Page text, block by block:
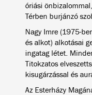
óriási
Térben burjánzó
Nagy Imre (1975-
és alkot) alkotásai
ingatag létet.
Titokzatos
kisugárzással és
Az Esterházy